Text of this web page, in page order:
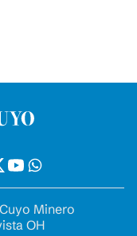
Cuyo Minero
OH